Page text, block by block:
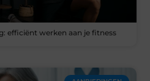
efficiënt werken aan je fitness